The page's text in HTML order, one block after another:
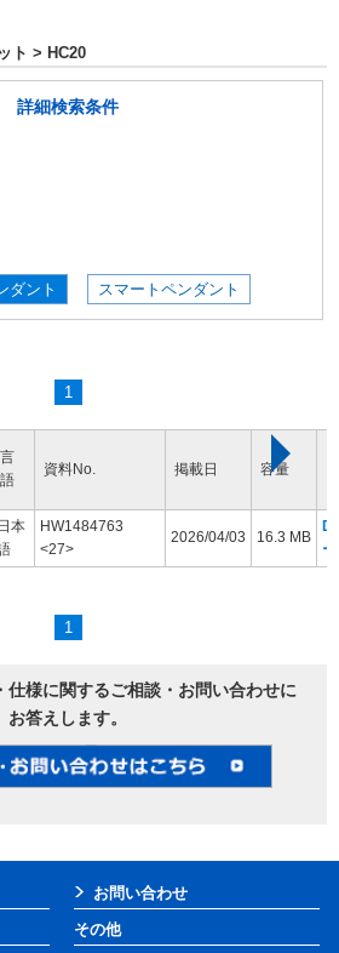
ト > HC20
詳細検索条件
ダント スマートペンダント
1
言
語
資料No. 掲載日 容量
日本
HW1484763
<27>
2026/04/03 16.3 MB
1
仕様に関するご相談・お問い合わせに
お答えします。
お問い合わせ
その他